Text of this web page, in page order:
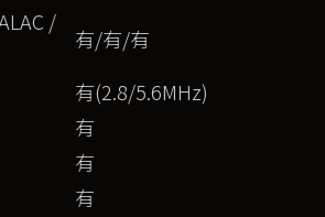
/
有/有/有
有(2.8/5.6MHz)
有
有
有